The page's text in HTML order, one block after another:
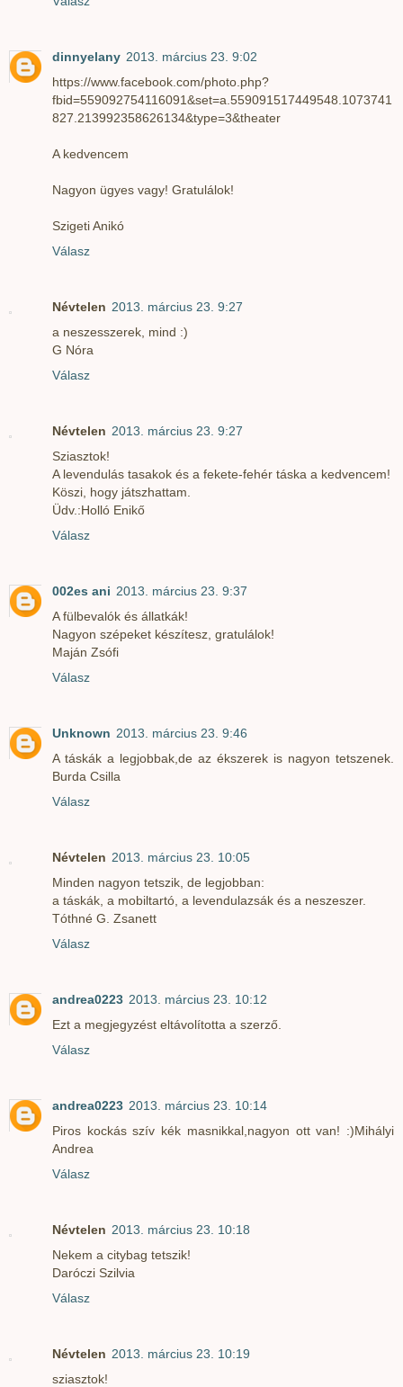
dinnyelany 2013. március 23. 9:02
https://www.facebook.com/photo.php?
fbid=559092754116091&set=a.559091517449548.1073741
827.213992358626134&type=3&theater
A kedvencem
Nagyon ügyes vagy! Gratulálok!
Szigeti Anikó
Válasz
Névtelen 2013. március 23. 9:27
a neszesszerek, mind :)
G Nóra
Válasz
Névtelen 2013. március 23. 9:27
Sziasztok!
A levendulás tasakok és a fekete-fehér táska a kedvencem!
Köszi, hogy játszhattam.
Üdv.:Holló Enikő
Válasz
002es ani 2013. március 23. 9:37
A fülbevalók és állatkák!
Nagyon szépeket készítesz, gratulálok!
Maján Zsófi
Válasz
Unknown 2013. március 23. 9:46
A táskák a legjobbak,de az ékszerek is nagyon tetszenek.
Burda Csilla
Válasz
Névtelen 2013. március 23. 10:05
Minden nagyon tetszik, de legjobban:
a táskák, a mobiltartó, a levendulazsák és a neszeszer.
Tóthné G. Zsanett
Válasz
andrea0223 2013. március 23. 10:12
Ezt a megjegyzést eltávolította a szerző.
Válasz
andrea0223 2013. március 23. 10:14
Piros kockás szív kék masnikkal,nagyon ott van! :)Mihályi
Andrea
Válasz
Névtelen 2013. március 23. 10:18
Nekem a citybag tetszik!
Daróczi Szilvia
Válasz
Névtelen 2013. március 23. 10:19
sziasztok!